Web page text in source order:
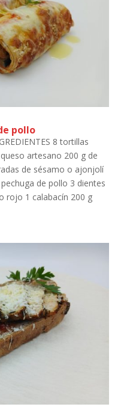
pollo
8 tortillas
artesano 200 g de
de sésamo o ajonjolí
de pollo 3 dientes
rojo 1 calabacín 200 g